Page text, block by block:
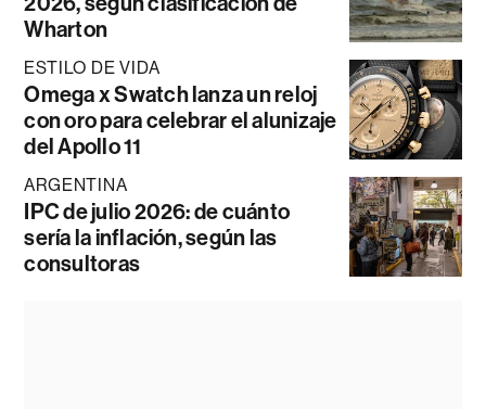
Wharton
ESTILO DE VIDA
Omega x Swatch lanza un reloj
con oro para celebrar el alunizaje
del Apollo 11
ARGENTINA
IPC de julio 2026: de cuánto
sería la inflación, según las
consultoras